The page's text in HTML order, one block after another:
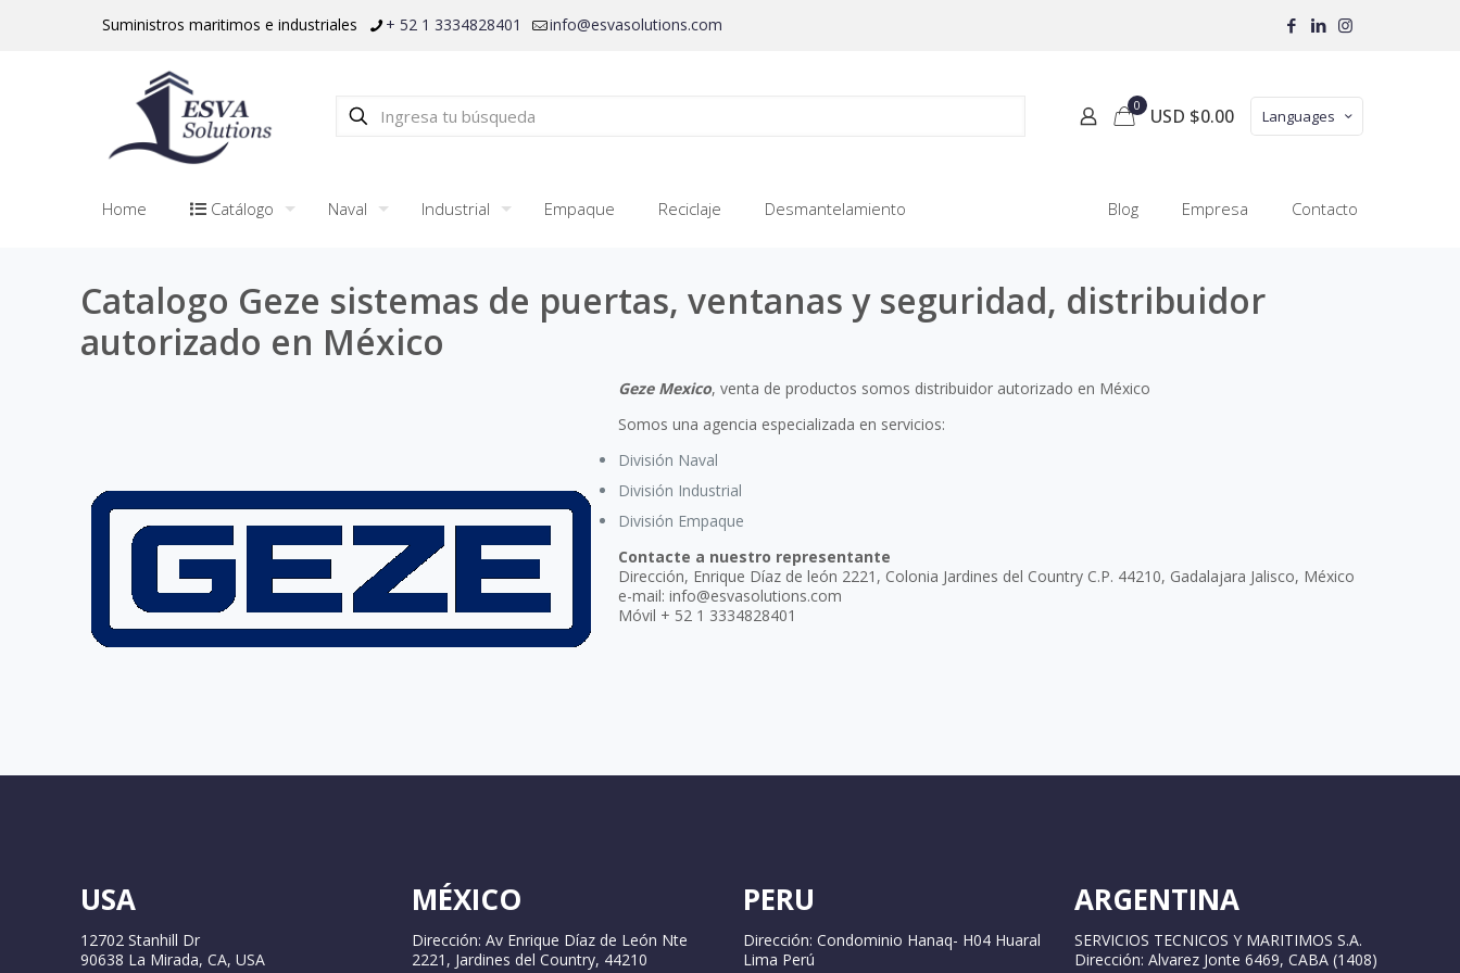
Suministros maritimos e industriales + 52 1 3334828401 info@esvasolutions.com
0 USD $0.00 Languages
Home Catálogo Naval Industrial Empaque Reciclaje Desmantelamiento Blog Empresa Contacto
Catalogo Geze sistemas de puertas, ventanas y seguridad, distribuidor
autorizado en México
Geze Mexico, venta de productos somos distribuidor autorizado en México
Somos una agencia especializada en servicios:
División Naval
División Industrial
División Empaque
Contacte a nuestro representante
Dirección, Enrique Díaz de león 2221, Colonia Jardines del Country C.P. 44210, Gadalajara Jalisco, México
e-mail: info@esvasolutions.com
Móvil + 52 1 3334828401
USA
12702 Stanhill Dr
90638 La Mirada, CA, USA
MÉXICO
Dirección: Av Enrique Díaz de León Nte
2221, Jardines del Country, 44210
PERU
Dirección: Condominio Hanaq- H04 Huaral
Lima Perú
ARGENTINA
SERVICIOS TECNICOS Y MARITIMOS S.A.
Dirección: Alvarez Jonte 6469, CABA (1408)